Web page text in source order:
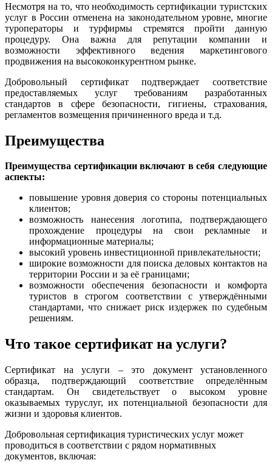
Несмотря на то, что необходимость сертификации туристских
услуг в России отменена на законодательном уровне, многие
туроператоры и турфирмы стремятся пройти данную
процедуру. Она важна для репутации компании и
возможности эффективного ведения маркетингового
продвижения на высококонкурентном рынке.
Добровольный сертификат подтверждает соответствие
предоставляемых услуг требованиям разработанных
стандартов в сфере безопасности, гигиены, страхования,
регламентов возмещения причиненного вреда и т.д.
Преимущества
Преимущества сертификации включают в себя следующие
аспекты:
повышение уровня доверия со стороны потенциальных
клиентов;
возможность нанесения логотипа, подтверждающего
прохождение процедуры на свои рекламные и
информационные материалы;
высокий уровень инвестиционной привлекательности;
широкие возможности для поиска деловых контактов на
территории России и за её границами;
возможности обеспечения безопасности и комфорта
туристов в строгом соответствии с утверждёнными
стандартами, что снижает риск издержек по судебным
решениям.
Что такое сертификат на услуги?
Сертификат на услуги – это документ установленного
образца, подтверждающий соответствие определённым
стандартам. Он свидетельствует о высоком уровне
оказываемых туруслуг, их потенциальной безопасности для
жизни и здоровья клиентов.
Добровольная сертификация туристических услуг может
проводиться в соответствии с рядом нормативных
документов, включая: